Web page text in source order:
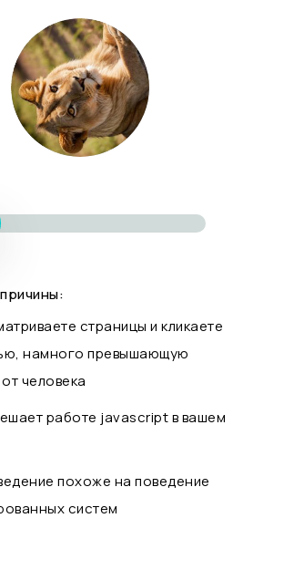
страницы и кликаете
намного превышающую
человека
работе javascript в вашем
похоже на поведение
систем